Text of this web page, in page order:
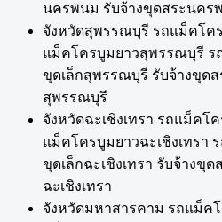
นครพนม รับจ้างขุดสระนคร
จังหวัดสุพรรณบุรี รถแม็คโค
แม็คโครบูมยาวสุพรรณบุรี ร
ขุดเล็กสุพรรณบุรี รับจ้างขุด
สุพรรณบุรี
จังหวัดฉะเชิงเทรา รถแม็คโค
แม็คโครบูมยาวฉะเชิงเทรา
ขุดเล็กฉะเชิงเทรา รับจ้างขุ
ฉะเชิงเทรา
จังหวัดมหาสารคาม รถแม็ค